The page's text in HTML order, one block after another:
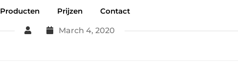
Producten Prijzen Contact
March 4, 2020